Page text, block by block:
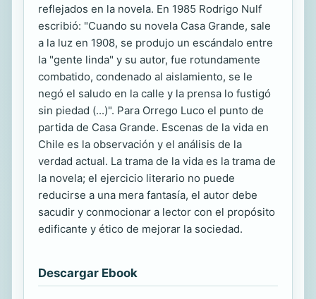
reflejados en la novela. En 1985 Rodrigo Nulf
escribió: "Cuando su novela Casa Grande, sale
a la luz en 1908, se produjo un escándalo entre
la "gente linda" y su autor, fue rotundamente
combatido, condenado al aislamiento, se le
negó el saludo en la calle y la prensa lo fustigó
sin piedad (...)". Para Orrego Luco el punto de
partida de Casa Grande. Escenas de la vida en
Chile es la observación y el análisis de la
verdad actual. La trama de la vida es la trama de
la novela; el ejercicio literario no puede
reducirse a una mera fantasía, el autor debe
sacudir y conmocionar a lector con el propósito
edificante y ético de mejorar la sociedad.
Descargar Ebook